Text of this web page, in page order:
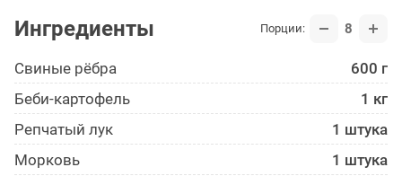
Ингредиенты Порции: 8
Свиные рёбра
600 г
Беби-картофель
1 кг
Репчатый лук
1 штука
Морковь
1 штука